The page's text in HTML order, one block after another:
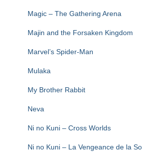
Magic – The Gathering Arena
Majin and the Forsaken Kingdom
Marvel’s Spider-Man
Mulaka
My Brother Rabbit
Neva
Ni no Kuni – Cross Worlds
Ni no Kuni – La Vengeance de la